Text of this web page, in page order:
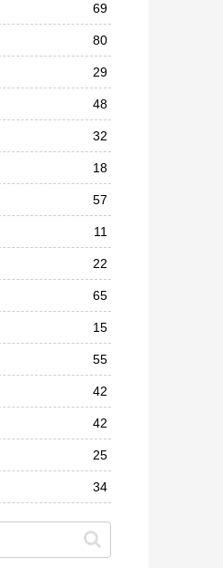
69
80
29
48
32
18
57
11
22
65
15
55
42
42
25
34